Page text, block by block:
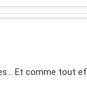
Et comme tout